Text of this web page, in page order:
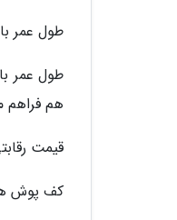
طول عمر
طول عمر
هم فراهم
قیمت
کف پوش